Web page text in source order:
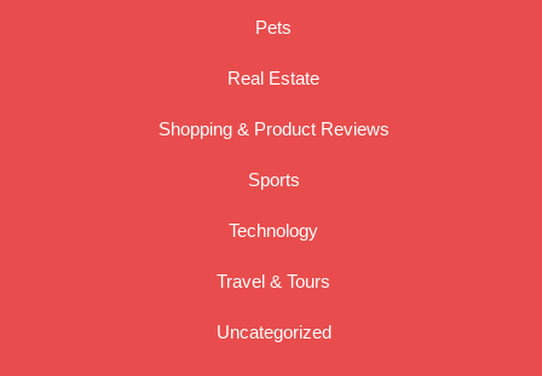
Pets
Real Estate
Shopping & Product Reviews
Sports
Technology
Travel & Tours
Uncategorized